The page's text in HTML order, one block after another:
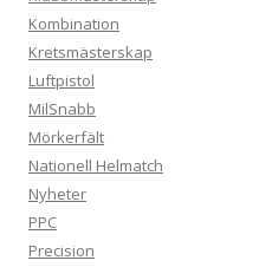
Kombination
Kretsmästerskap
Luftpistol
MilSnabb
Mörkerfält
Nationell Helmatch
Nyheter
PPC
Precision